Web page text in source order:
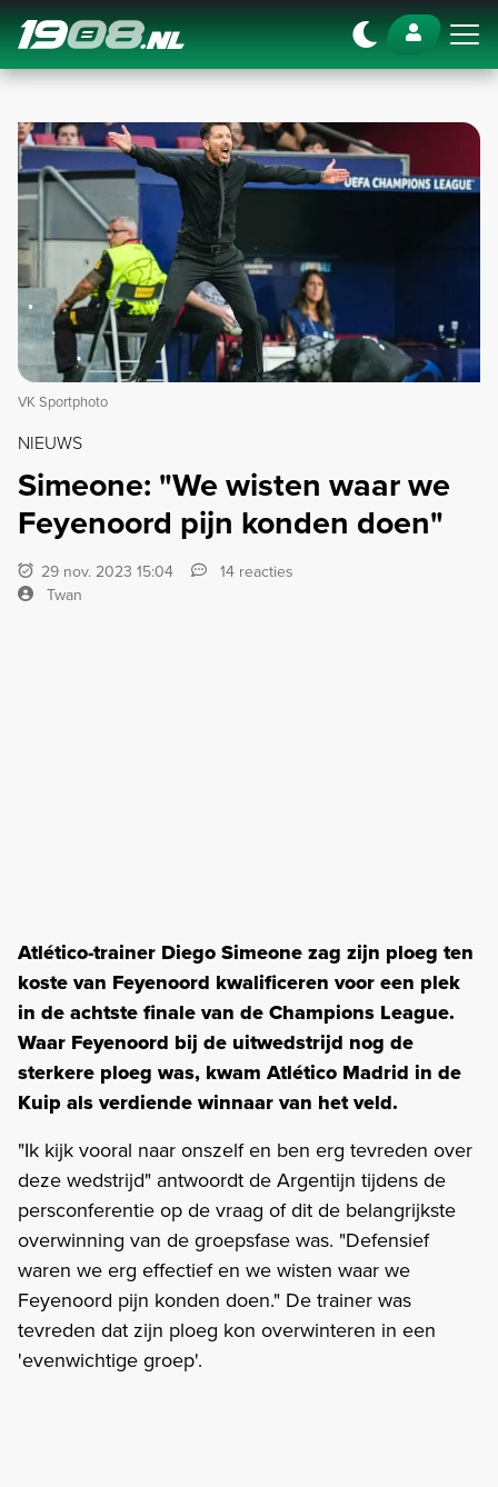
Navigation
VK Sportphoto
NIEUWS
Simeone: "We wisten waar we
Feyenoord pijn konden doen"
29 nov. 2023 15:04
14 reacties
Twan
Atlético-trainer Diego Simeone zag zijn ploeg ten
koste van Feyenoord kwalificeren voor een plek
in de achtste finale van de Champions League.
Waar Feyenoord bij de uitwedstrijd nog de
sterkere ploeg was, kwam Atlético Madrid in de
Kuip als verdiende winnaar van het veld.
"Ik kijk vooral naar onszelf en ben erg tevreden over
deze wedstrijd" antwoordt de Argentijn tijdens de
persconferentie op de vraag of dit de belangrijkste
overwinning van de groepsfase was. "Defensief
waren we erg effectief en we wisten waar we
Feyenoord pijn konden doen." De trainer was
tevreden dat zijn ploeg kon overwinteren in een
'evenwichtige groep'.